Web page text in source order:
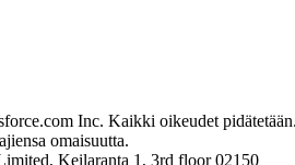
Inc. Kaikki oikeudet
omaisuutta.
Keilaranta 1, 3rd floor 02150